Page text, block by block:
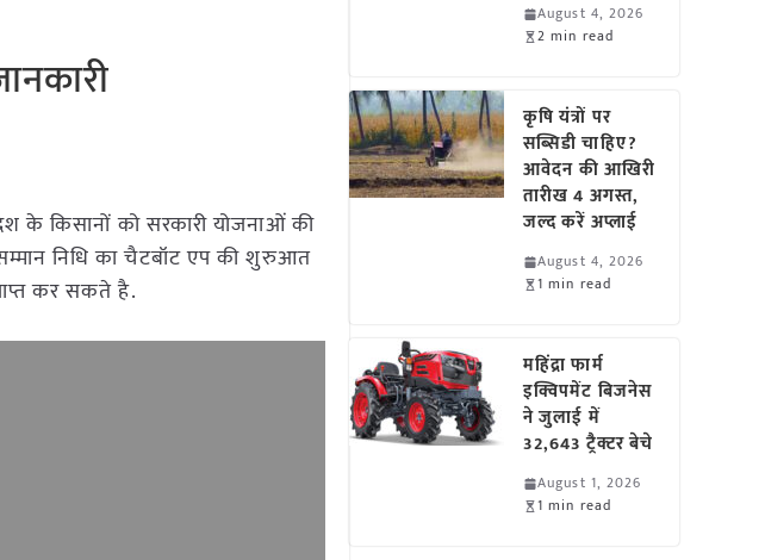
के किसानों को सरकारी योजनाओं की
निधि का चैटबॉट एप की शुरुआत
कर सकते है.
August 4, 2026
2 min read
कृषि यंत्रों पर
सब्सिडी चाहिए?
आवेदन की आखिरी
तारीख 4 अगस्त,
जल्द करें अप्लाई
August 4, 2026
1 min read
महिंद्रा फार्म
इक्विपमेंट बिजनेस
ने जुलाई में
32,643 ट्रैक्टर बेचे
August 1, 2026
1 min read